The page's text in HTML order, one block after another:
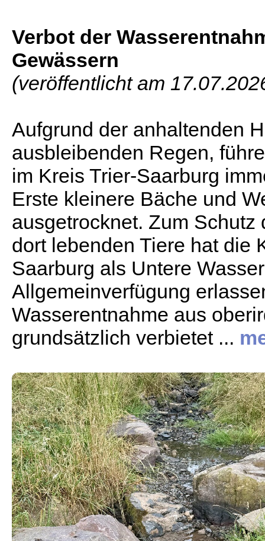
Verbot der
Gewässern
(veröffentlicht am
Aufgrund der anhaltenden
ausbleibenden Regen,
im Kreis Trier-Saarburg
Erste kleinere Bäche und
ausgetrocknet. Zum
dort lebenden Tiere hat die
Saarburg als Untere
Allgemeinverfügung
Wasserentnahme aus
grundsätzlich verbietet ...